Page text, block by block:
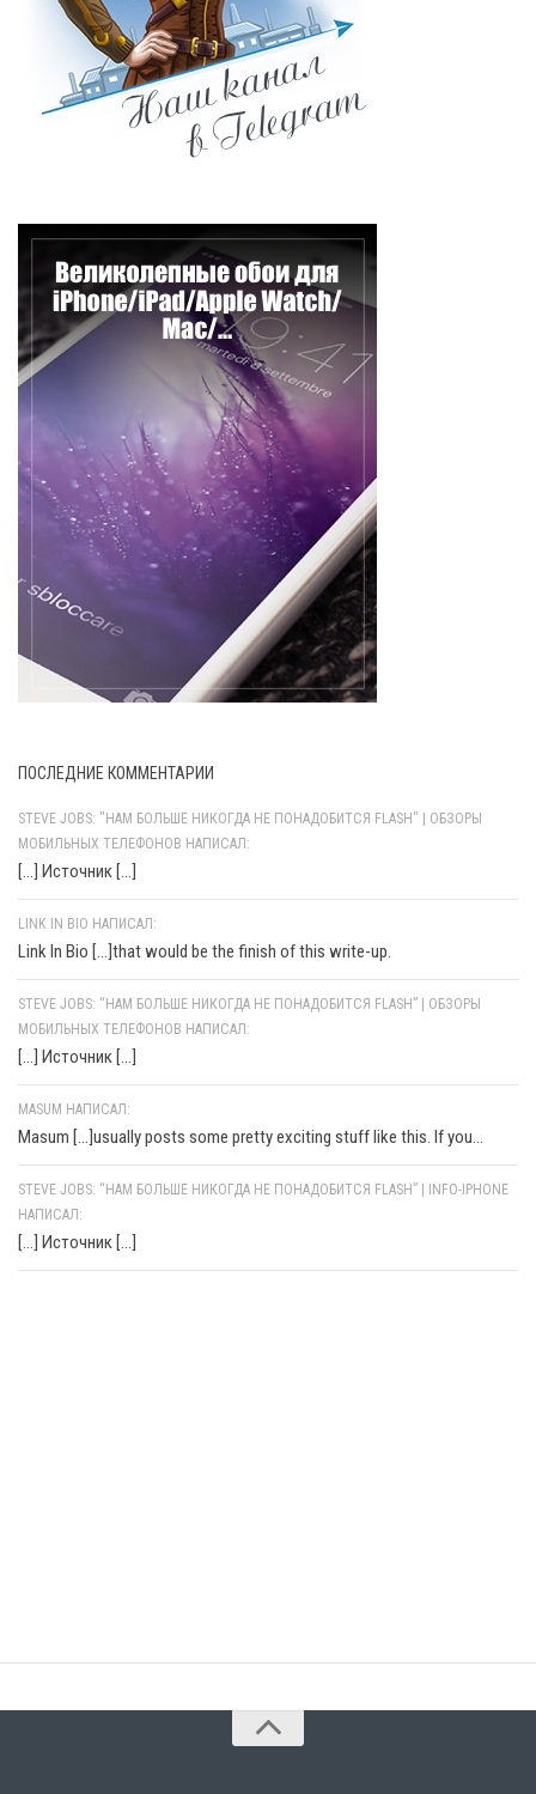
ПОСЛЕДНИЕ КОММЕНТАРИИ
STEVE JOBS: "НАМ БОЛЬШЕ НИКОГДА НЕ ПОНАДОБИТСЯ FLASH" | ОБЗОРЫ
МОБИЛЬНЫХ ТЕЛЕФОНОВ НАПИСАЛ:
[…] Источник […]
LINK IN BIO НАПИСАЛ:
Link In Bio [...]that would be the finish of this write-up.
STEVE JOBS: “НАМ БОЛЬШЕ НИКОГДА НЕ ПОНАДОБИТСЯ FLASH” | ОБЗОРЫ
МОБИЛЬНЫХ ТЕЛЕФОНОВ НАПИСАЛ:
[…] Источник […]
MASUM НАПИСАЛ:
Masum [...]usually posts some pretty exciting stuff like this. If you...
STEVE JOBS: “НАМ БОЛЬШЕ НИКОГДА НЕ ПОНАДОБИТСЯ FLASH” | INFO-IPHONE
НАПИСАЛ:
[…] Источник […]